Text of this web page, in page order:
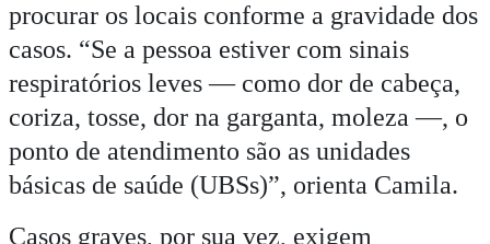
procurar os locais conforme a gravidade dos
casos. “Se a pessoa estiver com sinais
respiratórios leves — como dor de cabeça,
coriza, tosse, dor na garganta, moleza —, o
ponto de atendimento são as unidades
básicas de saúde (UBSs)”, orienta Camila.
Casos graves, por sua vez, exigem